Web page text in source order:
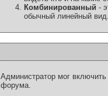
Комбинированный -
обычный линейный вид.
Администратор мог
форума.